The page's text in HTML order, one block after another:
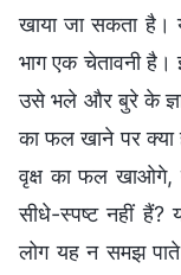
खाया जा सकता है।
भाग एक चेतावनी है।
उसे भले और बुरे के
का फल खाने पर क्या
वृक्ष का फल खाओगे,
सीधे-स्पष्ट नहीं हैं?
लोग यह न समझ